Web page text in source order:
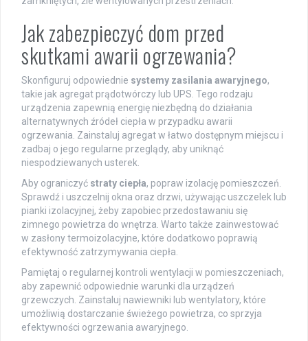
Jak zabezpieczyć dom przed
skutkami awarii ogrzewania?
Skonfiguruj odpowiednie systemy zasilania awaryjnego,
takie jak agregat prądotwórczy lub UPS. Tego rodzaju
urządzenia zapewnią energię niezbędną do działania
alternatywnych źródeł ciepła w przypadku awarii
ogrzewania. Zainstaluj agregat w łatwo dostępnym miejscu i
zadbaj o jego regularne przeglądy, aby uniknąć
niespodziewanych usterek.
Aby ograniczyć straty ciepła, popraw izolację pomieszczeń.
Sprawdź i uszczelnij okna oraz drzwi, używając uszczelek lub
pianki izolacyjnej, żeby zapobiec przedostawaniu się
zimnego powietrza do wnętrza. Warto także zainwestować
w zasłony termoizolacyjne, które dodatkowo poprawią
efektywność zatrzymywania ciepła.
Pamiętaj o regularnej kontroli wentylacji w pomieszczeniach,
aby zapewnić odpowiednie warunki dla urządzeń
grzewczych. Zainstaluj nawiewniki lub wentylatory, które
umożliwią dostarczanie świeżego powietrza, co sprzyja
efektywności ogrzewania awaryjnego.